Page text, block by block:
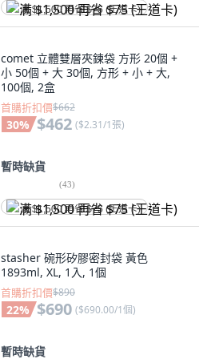
满 $1,500 再省 $75 (王道卡)
comet 立體雙層夾鍊袋 方形 20個 +
小 50個 + 大 30個, 方形 + 小 + 大,
100個, 2盒
首購折扣價$662
30% $462 ($2.31/1張)
暫時缺貨
(43)
满 $1,500 再省 $75 (王道卡)
stasher 碗形矽膠密封袋 黃色
1893ml, XL, 1入, 1個
首購折扣價$890
22% $690 ($690.00/1個)
暫時缺貨